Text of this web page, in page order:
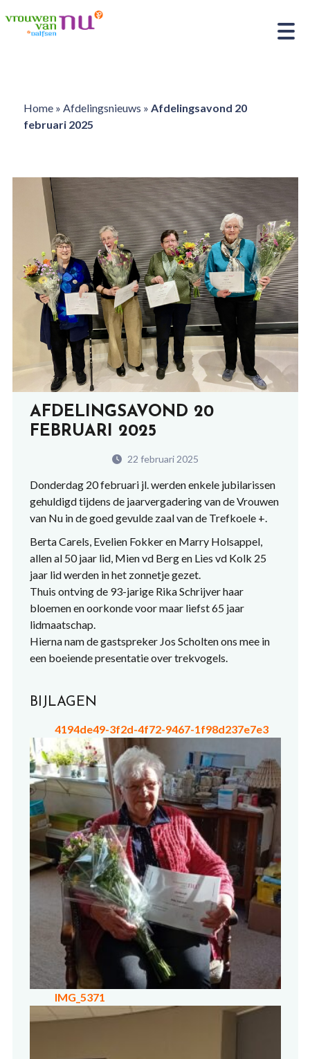
Home» Afdelingsnieuws » Afdelingsavond 20
februari 2025
AFDELINGSAVOND 20
FEBRUARI 2025
22 februari 2025
Donderdag 20 februari jl. werden enkele jubilarissen
gehuldigd tijdens de jaarvergadering van de Vrouwen
van Nu in de goed gevulde zaal van de Trefkoele +.
Berta Carels, Evelien Fokker en Marry Holsappel,
allen al 50 jaar lid, Mien vd Berg en Lies vd Kolk 25
jaar lid werden in het zonnetje gezet.
Thuis ontving de 93-jarige Rika Schrijver haar
bloemen en oorkonde voor maar liefst 65 jaar
lidmaatschap.
Hierna nam de gastspreker Jos Scholten ons mee in
een boeiende presentatie over trekvogels.
BIJLAGEN
4194de49-3f2d-4f72-9467-1f98d237e7e3
IMG_5371